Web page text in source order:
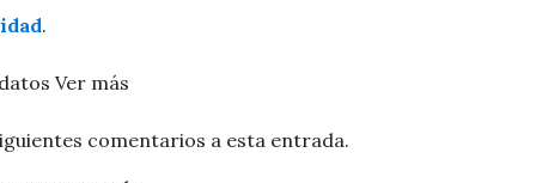
.
Ver más
comentarios a esta entrada.